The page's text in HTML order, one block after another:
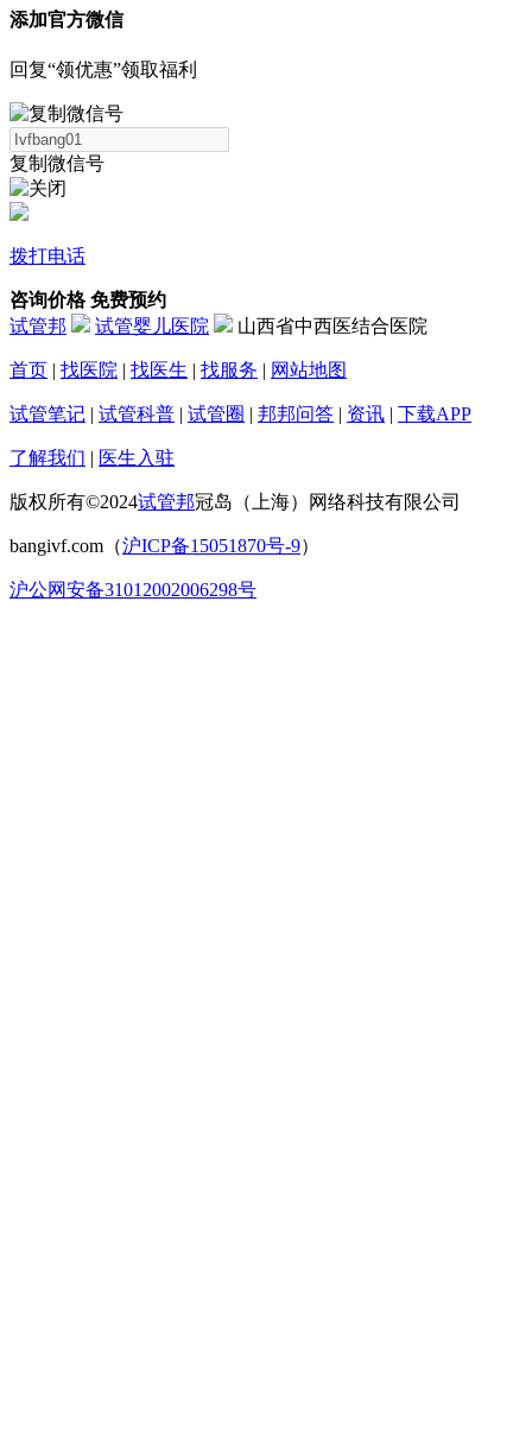
添加官方微信
回复“领优惠”领取福利
复制微信号
拨打电话
咨询价格 免费预约
试管邦
试管婴儿医院 山西省中西医结合医院
首页 | 找医院 | 找医生 | 找服务 | 网站地图
试管笔记 | 试管科普 | 试管圈 | 邦邦问答 | 资讯 | 下载APP
了解我们 | 医生入驻
版权所有©2024试管邦冠岛（上海）网络科技有限公司
bangivf.com（沪ICP备15051870号-9）
沪公网安备31012002006298号